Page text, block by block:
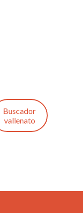
Buscador
vallenato